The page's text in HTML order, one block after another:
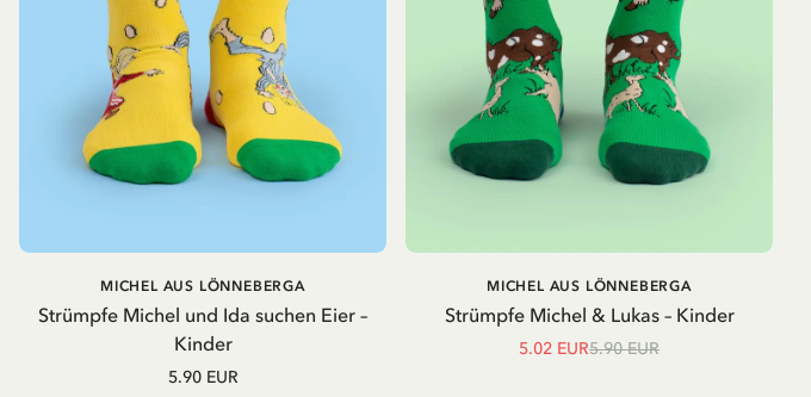
IN DEN
Strümpfe Michel und Ida suchen Eier –
Kinder
MICHEL AUS LÖNNEBERGA
5.90 EUR
IN DEN
Strümpfe Michel & Lukas – Kinder
MICHEL AUS LÖNNEBERGA
5.02 EUR5.90 EUR